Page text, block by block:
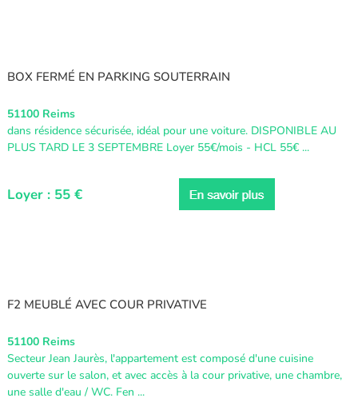
BOX FERMÉ EN PARKING SOUTERRAIN
51100 Reims
dans résidence sécurisée, idéal pour une voiture. DISPONIBLE AU
PLUS TARD LE 3 SEPTEMBRE Loyer 55€/mois - HCL 55€ ...
Loyer : 55 €
F2 MEUBLÉ AVEC COUR PRIVATIVE
51100 Reims
Secteur Jean Jaurès, l'appartement est composé d'une cuisine
ouverte sur le salon, et avec accès à la cour privative, une chambre,
une salle d'eau / WC. Fen ...